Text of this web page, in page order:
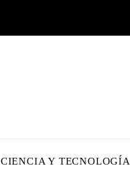
CIENCIA Y TECNOLOGÍA